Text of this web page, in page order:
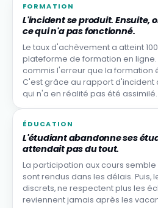
FORMATION
L'incident se produit. Ensuite,
ce qui n'a pas fonctionné.
Le taux d'achèvement a atteint
plateforme de formation en ligne.
commis l'erreur que la formation
C'est grâce au rapport d'incident
qui n'a en réalité pas été assimilé.
ÉDUCATION
L'étudiant abandonne ses
attendait pas du tout.
La participation aux cours
sont rendus dans les délais. Puis,
discrets, ne respectent plus les
reviennent jamais après les